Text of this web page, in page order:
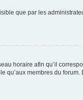
que par les
horaire afin qu’il
qu’aux membres du forum.